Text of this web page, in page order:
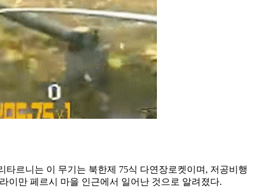
르니는 이 무기는 북한제 75식 다연장로켓이며, 저공비행
이만 페르시 마을 인근에서 일어난 것으로 알려졌다.